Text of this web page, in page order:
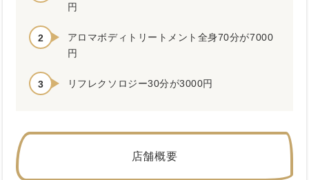
円
アロマボディトリートメント全身70分が7000
円
リフレクソロジー30分が3000円
店舗概要